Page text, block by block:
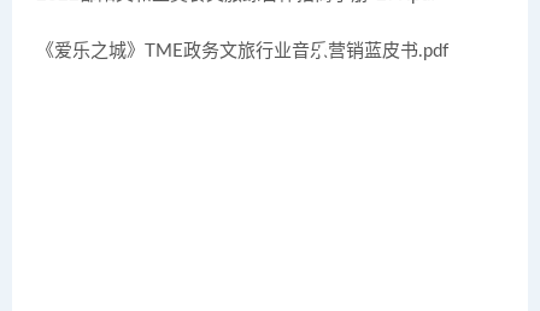
《爱乐之城》TME政务文旅行业音乐营销蓝皮书.pdf